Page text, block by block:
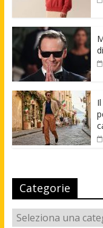
Categorie
Categorie